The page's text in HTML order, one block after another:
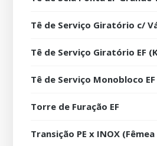
Tê de Serviço Giratório c/
Tê de Serviço Giratório EF
Tê de Serviço Monobloco EF
Torre de Furação EF
Transição PE x INOX (Fêmea